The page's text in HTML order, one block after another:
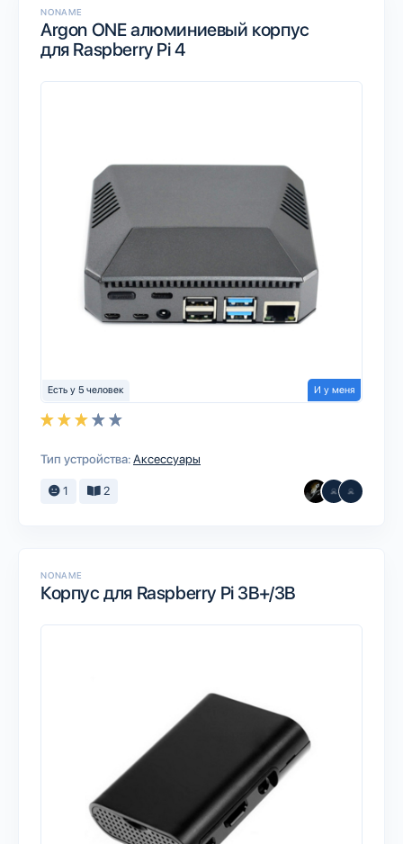
NONAME
Argon ONE алюминиевый корпус
для Raspberry Pi 4
Есть у 5 человек И у меня
Тип устройства:Аксессуары
1 2
NONAME
Корпус для Raspberry Pi 3B+/3B